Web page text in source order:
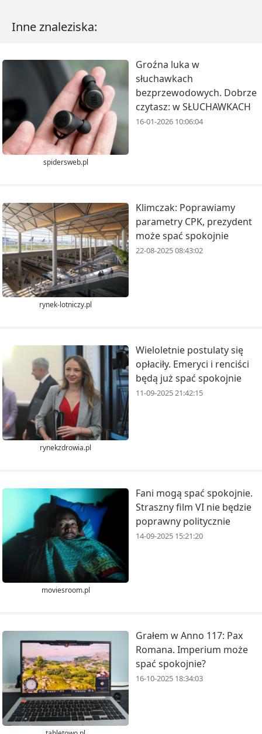
Inne znaleziska:
spidersweb.pl
Groźna luka w
słuchawkach
bezprzewodowych. Dobrze
czytasz: w SŁUCHAWKACH
16-01-2026 10:06:04
rynek-lotniczy.pl
Klimczak: Poprawiamy
parametry CPK, prezydent
może spać spokojnie
22-08-2025 08:43:02
rynekzdrowia.pl
Wieloletnie postulaty się
opłaciły. Emeryci i renciści
będą już spać spokojnie
11-09-2025 21:42:15
moviesroom.pl
Fani mogą spać spokojnie.
Straszny film VI nie będzie
poprawny politycznie
14-09-2025 15:21:20
Grałem w Anno 117: Pax
Romana. Imperium może
spać spokojnie?
16-10-2025 18:34:03